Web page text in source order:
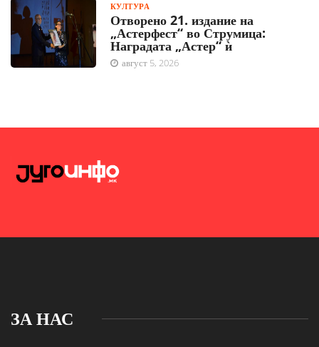
КУЛТУРА
Отворено 21. издание на
„Астерфест“ во Струмица:
Наградата „Астер“ ѝ
август 5, 2026
ЗА НАС